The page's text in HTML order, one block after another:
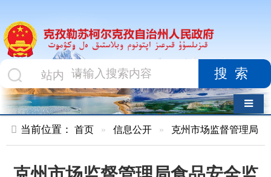
搜索
当前位置： 首页 信息公开 » 克州市场监督管理局 » 食品药品
克州市场监督管理局食品安全监
督抽检信息通告（2026年 第3